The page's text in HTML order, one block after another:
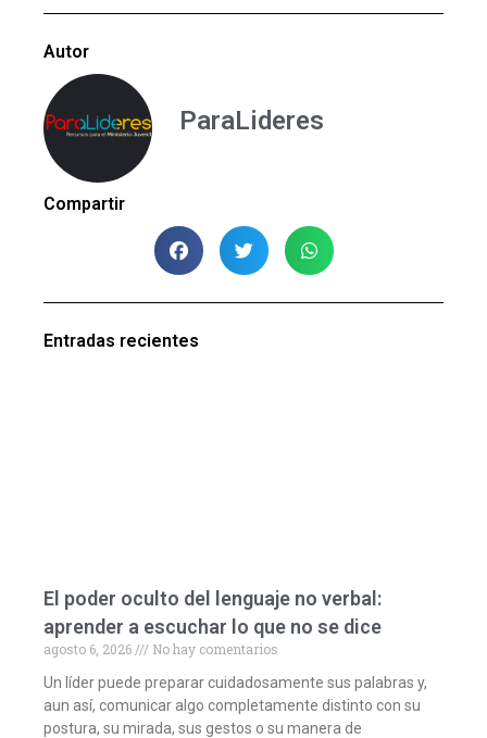
Autor
ParaLideres
Compartir
Entradas recientes
El poder oculto del lenguaje no verbal:
aprender a escuchar lo que no se dice
agosto 6, 2026
No hay comentarios
Un líder puede preparar cuidadosamente sus palabras y,
aun así, comunicar algo completamente distinto con su
postura, su mirada, sus gestos o su manera de